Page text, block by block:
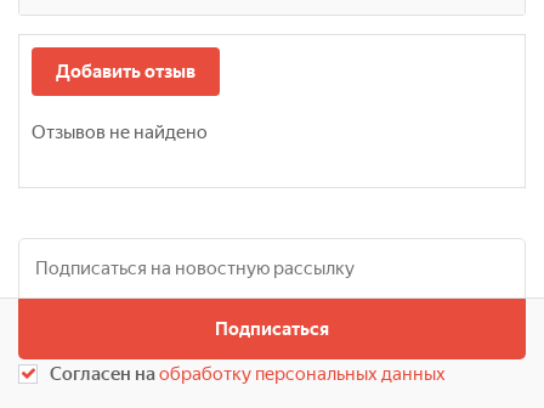
Добавить отзыв
Отзывов не найдено
Подписаться
Согласен наобработку персональных данных